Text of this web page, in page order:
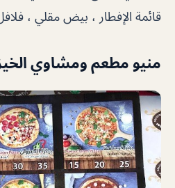
قائمة الإفطار ، بيض مقلي ،
منيو مطعم ومشاوي